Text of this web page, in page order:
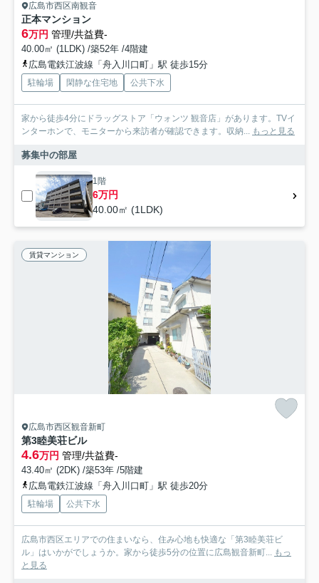
広島市西区南観音
正本マンション
6万円 管理/共益費-
40.00㎡ (1LDK) /築52年 /4階建
広島電鉄江波線「舟入川口町」駅 徒歩15分
駐輪場 閑静な住宅地 公共下水
家から徒歩4分にドラッグストア「ウォンツ 観音店」があります。TVイ
ンターホンで、モニターから来訪者が確認できます。収納... もっと見る
募集中の部屋
1階
6万円
40.00㎡ (1LDK)
賃貸マンション
広島市西区観音新町
第3睦美荘ビル
4.6万円 管理/共益費-
43.40㎡ (2DK) /築53年 /5階建
広島電鉄江波線「舟入川口町」駅 徒歩20分
駐輪場 公共下水
広島市西区エリアでの住まいなら、住み心地も快適な「第3睦美荘ビ
ル」はいかがでしょうか。家から徒歩5分の位置に広島観音新町... もっ
と見る